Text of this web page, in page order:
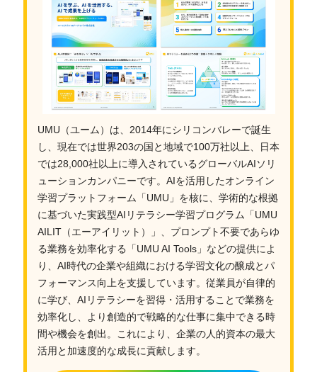
UMU（ユーム）は、2014年にシリコンバレーで誕生
し、現在では世界203の国と地域で100万社以上、日本
では28,000社以上に導入されているグローバルAIソリ
ューションカンパニーです。AIを活用したオンライン
学習プラットフォーム「UMU」を核に、学術的な根拠
に基づいた実践型AIリテラシー学習プログラム「UMU
AILIT（エーアイリット）」、プロンプト不要であらゆ
る業務を効率化する「UMU AI Tools」などの提供によ
り、AI時代の企業や組織における学習文化の醸成とパ
フォーマンス向上を支援しています。従業員が自律的
に学び、AIリテラシーを習得・活用することで業務を
効率化し、より創造的で戦略的な仕事に集中できる時
間や機会を創出。これにより、企業の人的資本の最大
活用と加速度的な成長に貢献します。